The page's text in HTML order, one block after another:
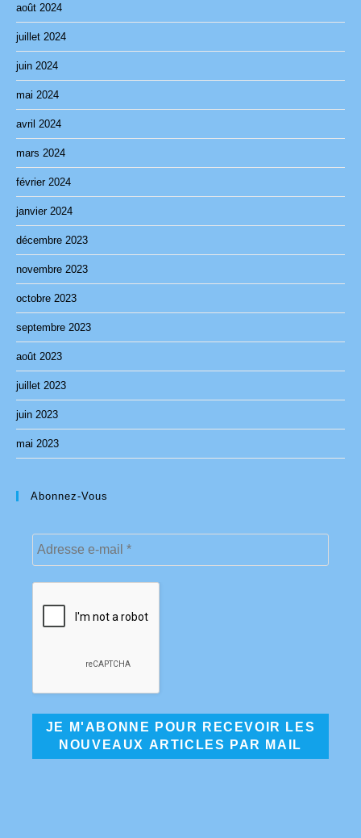
août 2024
juillet 2024
juin 2024
mai 2024
avril 2024
mars 2024
février 2024
janvier 2024
décembre 2023
novembre 2023
octobre 2023
septembre 2023
août 2023
juillet 2023
juin 2023
mai 2023
Abonnez-Vous